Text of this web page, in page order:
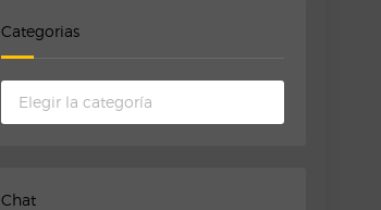
Categorias
Categorias
Chat